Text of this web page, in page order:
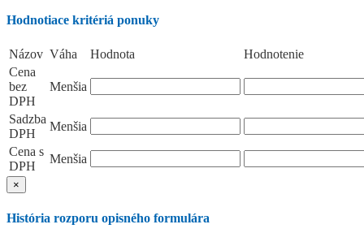
Hodnotiace kritériá ponuky
Názov Váha Hodnota
Hodnotenie
Cena
bez
DPH
Menšia
Sadzba
DPH
Menšia
Cena s
DPH
Menšia
×
História rozporu opisného formulára